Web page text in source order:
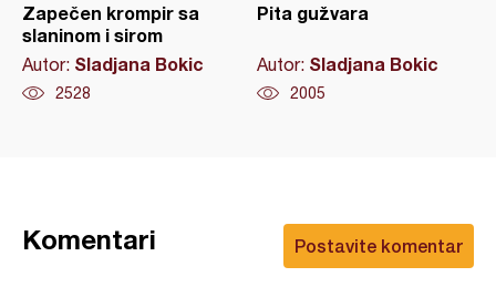
Zapečen krompir sa
slaninom i sirom
Autor: Sladjana Bokic
2528
Pita gužvara
Autor: Sladjana Bokic
2005
Postavite komentar
Komentari